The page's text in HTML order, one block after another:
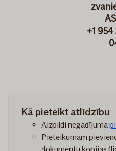
+1
Kā pieteikt atlīdzību
Aizpildi negadījuma
Pieteikumam